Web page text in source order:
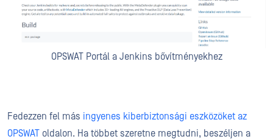
OPSWAT Portál a Jenkins bővítményekhez
Fedezzen fel más ingyenes kiberbiztonsági eszközöket az
OPSWAT oldalon. Ha többet szeretne megtudni, beszéljen a